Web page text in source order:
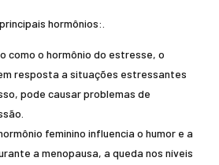
hormônios:.
como o hormônio do estresse, o
resposta a situações estressantes
pode causar problemas de
feminino influencia o humor e a
a menopausa, a queda nos níveis